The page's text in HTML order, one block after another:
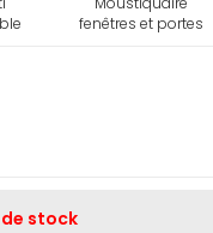
fenêtres et portes
stock